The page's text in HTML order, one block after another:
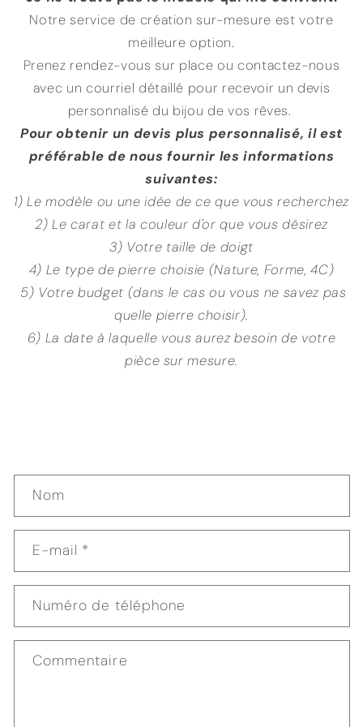
Notre service de création sur-mesure est votre
meilleure option.
Prenez rendez-vous sur place ou contactez-nous
avec un courriel détaillé pour recevoir un devis
personnalisé du bijou de vos rêves.
Pour obtenir un devis plus personnalisé, il est
préférable de nous fournir les informations
suivantes:
1) Le modèle ou une idée de ce que vous recherchez
2) Le carat et la couleur d'or que vous désirez
3) Votre taille de doigt
4) Le type de pierre choisie (Nature, Forme, 4C)
5) Votre budget (dans le cas ou vous ne savez pas
quelle pierre choisir).
6) La date à laquelle vous aurez besoin de votre
pièce sur mesure.
r
u
i
Nom
E-mail *
Numéro de téléphone
Commentaire